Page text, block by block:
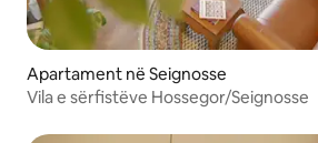
Apartament në Seignosse
Vila e sërfistëve Hossegor/Seignosse